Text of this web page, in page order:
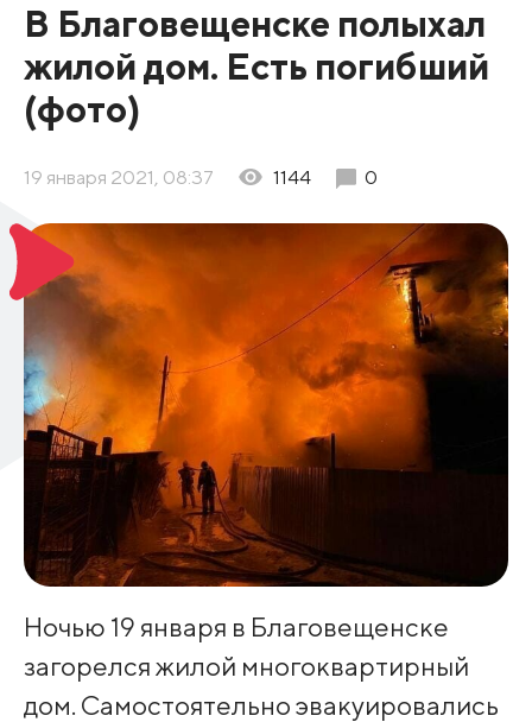
В Благовещенске полыхал
жилой дом. Есть погибший
(фото)
19 января 2021, 08:37 1144 0
Ночью 19 января в Благовещенске
загорелся жилой многоквартирный
дом. Самостоятельно эвакуировались